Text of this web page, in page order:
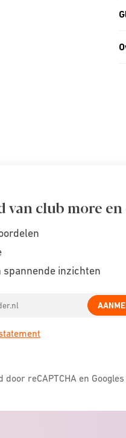
club more
spannende inzichten
reCAPTCHA en Googles